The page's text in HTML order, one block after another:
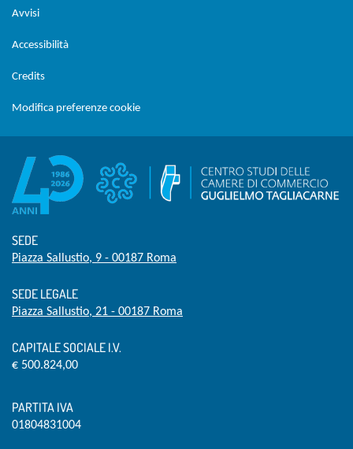
Avvisi
Accessibilità
Credits
Modifica preferenze cookie
SEDE
Piazza Sallustio, 9 - 00187 Roma
SEDE LEGALE
Piazza Sallustio, 21 - 00187 Roma
CAPITALE SOCIALE I.V.
€ 500.824,00
PARTITA IVA
01804831004